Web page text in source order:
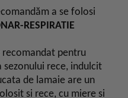
a se folosi
RESPIRATIE
recomandat pentru
rece, indulcit
de lamaie are un
si rece, cu miere si